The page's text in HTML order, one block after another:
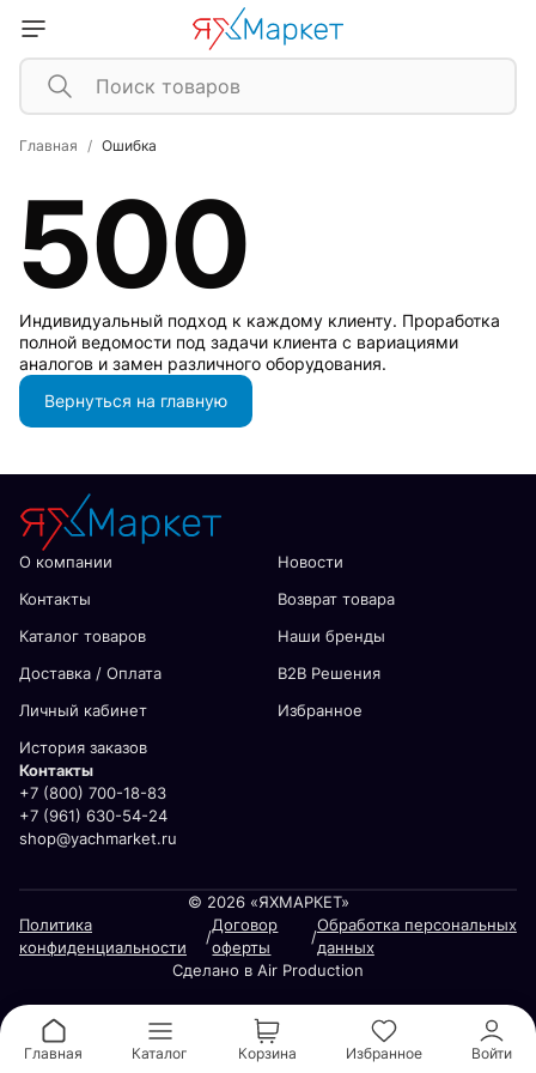
Главная Ошибка
500
Индивидуальный подход к каждому клиенту. Проработка
полной ведомости под задачи клиента с вариациями
аналогов и замен различного оборудования.
Вернуться на главную
О компании
Новости
Контакты
Возврат товара
Каталог товаров
Наши бренды
Доставка / Оплата
В2В Решения
Личный кабинет
Избранное
История заказов
Контакты
+7 (800) 700-18-83
+7 (961) 630-54-24
shop@yachmarket.ru
© 2026 «ЯХМАРКЕТ»
Политика
конфиденциальности
/
Договор
оферты
/
Обработка персональных
данных
Сделано в Air Production
Главная Каталог Корзина Избранное Войти